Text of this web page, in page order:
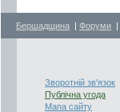
Бершадщина | Форуми |
Зворотній зв'язок
Публічна угода
Мапа сайту